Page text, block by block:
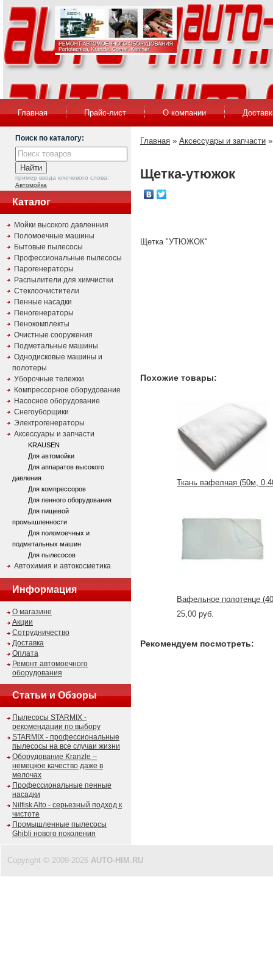
Главная Прайс-лист О компании
Поиск по каталогу:
пример ввода ключевого слова:
Автомойка
Каталог
Мойки высокого давленния
Поломоечные машины
Бытовые пылесосы
Профессиональные пылесосы
Парогенераторы
Распылители для химчистки
Стеклоочистители
Пенные насадки
Пеногенераторы
Пенокомплекты
Очистные сооружения
Подметальные машины
Однодисковые машины и
полотеры
Уборочные тележки
Компрессорное оборудование
Насосное оборудование
Снегоуборщики
Электрогенераторы
Аксессуары и запчасти
KRAUSEN
Для автомойки
Для аппаратов высокого
давления
Для компрессоров
Для пенного оборудования
Для пищевой
промышленности
Для поломоечных и
подметальных машин
Для пылесосов
Автохимия и автокосметика
Информация
О магазине
Акции
Сотрудничество
Доставка
Оплата
Ремонт автомоечного
оборудования
Статьи и Обзоры
Пылесосы STARMIX -
рекомендации по выбору
STARMIX - профессиональные
пылесосы на все случаи жизни
Оборудование Kranzle –
немецкое качество даже в
мелочах
Профессиональные пенные
насадки
Nilfisk Alto - серьезный подход к
чистоте
Промышленные пылесосы
Ghibli нового поколения
Главная » Аксессуары и запчасти
Щетка-утюжок
Щетка "УТЮЖОК"
Похожие товары:
Ткань вафелная (50м,
Вафельное полотенце
25,00 руб.
Рекомендуем посмотреть:
Copyright © 2009-2026 AUTO-HIM.RU